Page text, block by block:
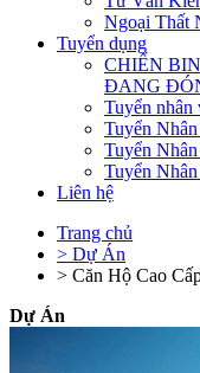
Ngoại Thất
Tuyển dụng
CHIẾN
ĐANG
Tuyển nhân
Tuyển
Tuyển
Tuyển
Liên hệ
Trang chủ
> Dự Án
> Căn Hộ Cao
Dự Án